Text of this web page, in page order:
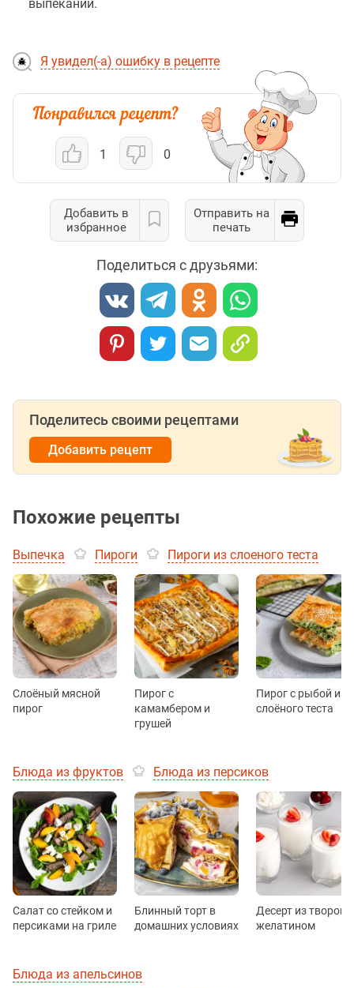
выпекании.
Я увидел(-а) ошибку в рецепте
1 0
Добавить в
избранное
Отправить на
печать
Поделиться с друзьями:
Поделитесь своими рецептами
Добавить рецепт
Похожие рецепты
Выпечка Пироги Пироги из слоеного теста
Слоёный мясной
пирог
Пирог с
камамбером и
грушей
Пирог с рыбой из
слоёного теста
Блюда из фруктов Блюда из персиков
Салат со стейком и
персиками на гриле
Блинный торт в
домашних условиях
Десерт из творога
желатином
Блюда из апельсинов